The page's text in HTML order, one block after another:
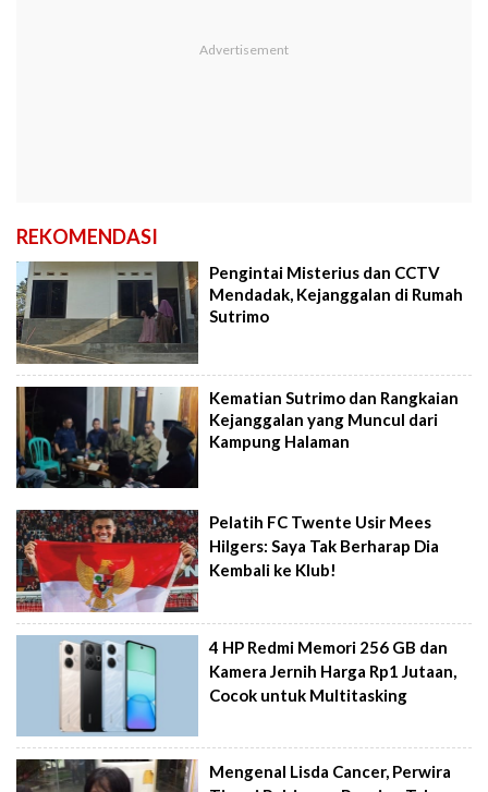
REKOMENDASI
Pengintai Misterius dan CCTV
Mendadak, Kejanggalan di Rumah
Sutrimo
Kematian Sutrimo dan Rangkaian
Kejanggalan yang Muncul dari
Kampung Halaman
Pelatih FC Twente Usir Mees
Hilgers: Saya Tak Berharap Dia
Kembali ke Klub!
4 HP Redmi Memori 256 GB dan
Kamera Jernih Harga Rp1 Jutaan,
Cocok untuk Multitasking
Mengenal Lisda Cancer, Perwira